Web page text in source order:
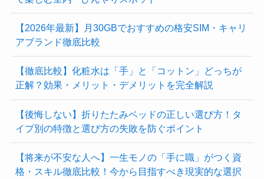
【2026年最新】月30GBでおすすめの格安SIM・キャリ
アブランド徹底比較
【徹底比較】化粧水は「手」と「コットン」どっちが
正解？効果・メリット・デメリットを完全解説
【後悔しない】折りたたみベッドの正しい選び方！タ
イプ別の特徴と選び方の失敗を防ぐポイント
【将来が不安な人へ】一生モノの「手に職」がつく資
格・スキル徹底比較！今から目指すべき現実的な選択